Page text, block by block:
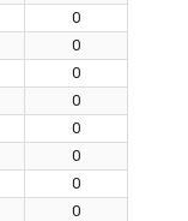
0
0
0
0
0
0
0
0